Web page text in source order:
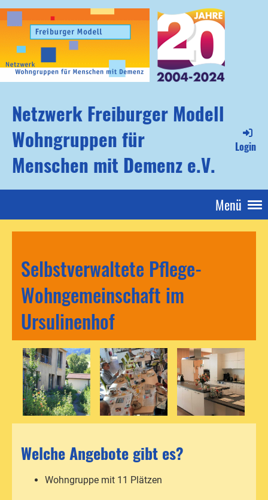
Netzwerk Freiburger Modell
Wohngruppen für
Menschen mit Demenz e.V.
Login
Menü
Selbstverwaltete Pflege-
Wohngemeinschaft im
Ursulinenhof
Welche Angebote gibt es?
Wohngruppe mit 11 Plätzen